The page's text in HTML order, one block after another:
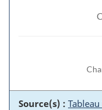
Source(s) : Tableau